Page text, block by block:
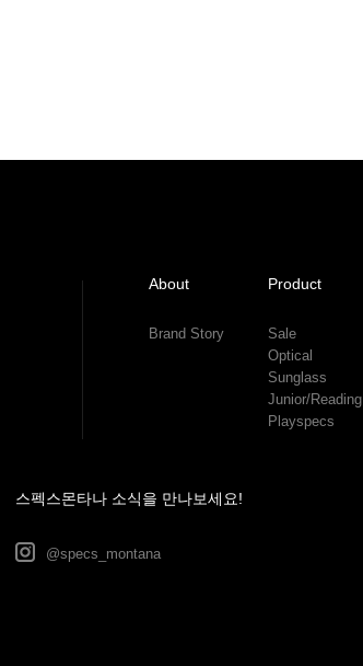
About
Brand Story
Product
Sale
Optical
Sunglass
Junior/Reading
Playspecs
스펙스몬타나 소식을 만나보세요!
@specs_montana